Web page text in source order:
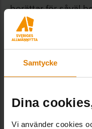
Samtycke
Dina
Vi använder cookies
berättar för såväl
området om allt
projektet. I appen
som bygger på
”vandrar runt”, på
in.
– Visst är alla de